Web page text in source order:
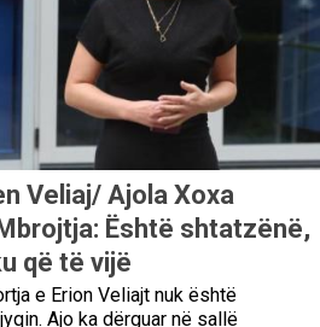
Veliaj/ Ajola Xoxa
Është shtatzënë,
që të vijë
e Erion Veliajt nuk është
Ajo ka dërguar në sallë